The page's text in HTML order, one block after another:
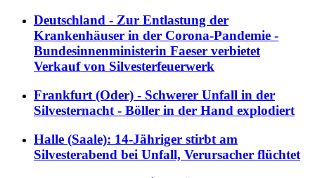
Deutschland - Zur Entlastung der
Krankenhäuser in der Corona-Pandemie -
Bundesinnenministerin Faeser verbietet
Verkauf von Silvesterfeuerwerk
Frankfurt (Oder) - Schwerer Unfall in der
Silvesternacht - Böller in der Hand explodiert
Halle (Saale): 14-Jähriger stirbt am
Silvesterabend bei Unfall, Verursacher flüchtet